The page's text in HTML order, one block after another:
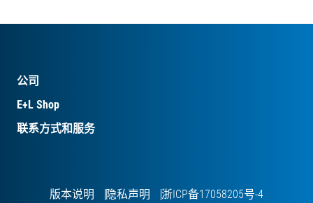
公司
E+L Shop
联系方式和服务
版本说明 隐私声明 浙ICP备17058205号-4